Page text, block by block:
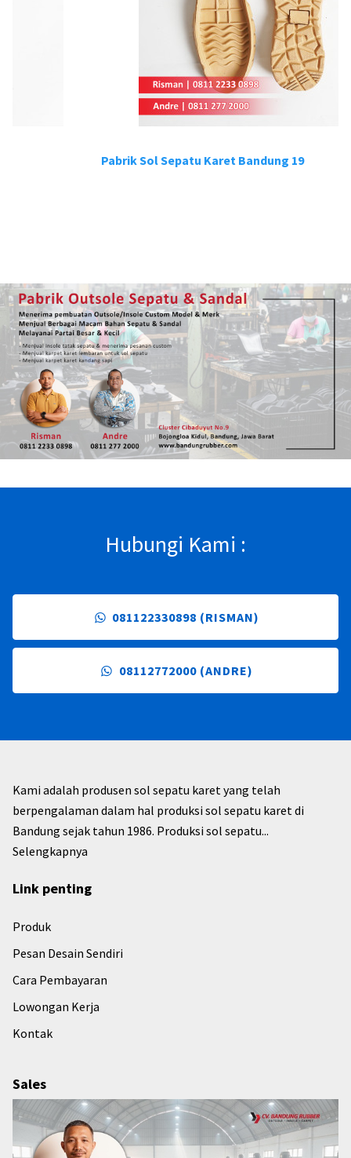
Pabrik Sol Sepatu Karet Bandung 19
Hubungi Kami :
081122330898 (RISMAN)
08112772000 (ANDRE)
Kami adalah produsen sol sepatu karet yang telah
berpengalaman dalam hal produksi sol sepatu karet di
Bandung sejak tahun 1986. Produksi sol sepatu...
Selengkapnya
Link penting
Produk
Pesan Desain Sendiri
Cara Pembayaran
Lowongan Kerja
Kontak
Sales